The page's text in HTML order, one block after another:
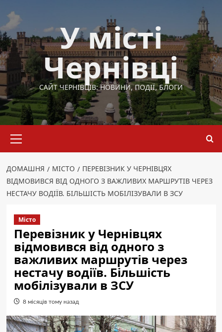
до
вмісту
У місті
Чернівці
САЙТ ЧЕРНІВЦІВ: НОВИНИ, ПОДІЇ, БЛОГИ
меню
ДОМАШНЯ МІСТО
ПЕРЕВІЗНИК У ЧЕРНІВЦЯХ
ВІДМОВИВСЯ ВІД ОДНОГО З ВАЖЛИВИХ МАРШРУТІВ ЧЕРЕЗ
НЕСТАЧУ ВОДІЇВ. БІЛЬШІСТЬ МОБІЛІЗУВАЛИ В ЗСУ
Місто
Перевізник у Чернівцях
відмовився від одного з
важливих маршрутів через
нестачу водіїв. Більшість
мобілізували в ЗСУ
8 місяців тому назад